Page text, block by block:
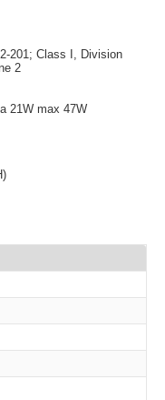
201; Class I, Division
2
21W max 47W